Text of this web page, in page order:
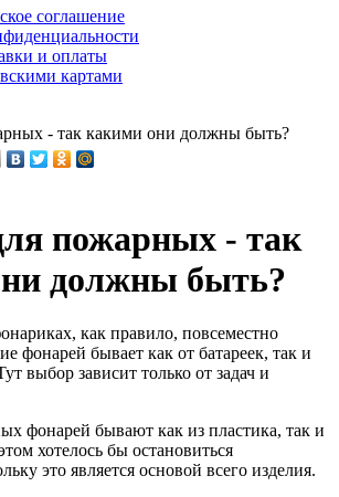
соглашение
и оплаты
картами
пожарных - так
должны быть?
как правило, повсеместно
фонарей бывает как от батареек, так и
выбор зависит только от задач и
фонарей бывают как из пластика, так и
хотелось бы остановиться
это является основой всего изделия.